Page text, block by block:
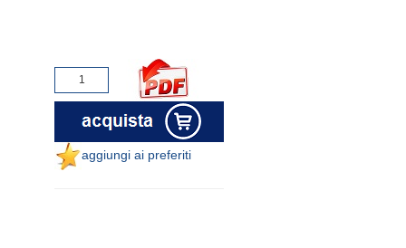
aggiungi ai preferiti